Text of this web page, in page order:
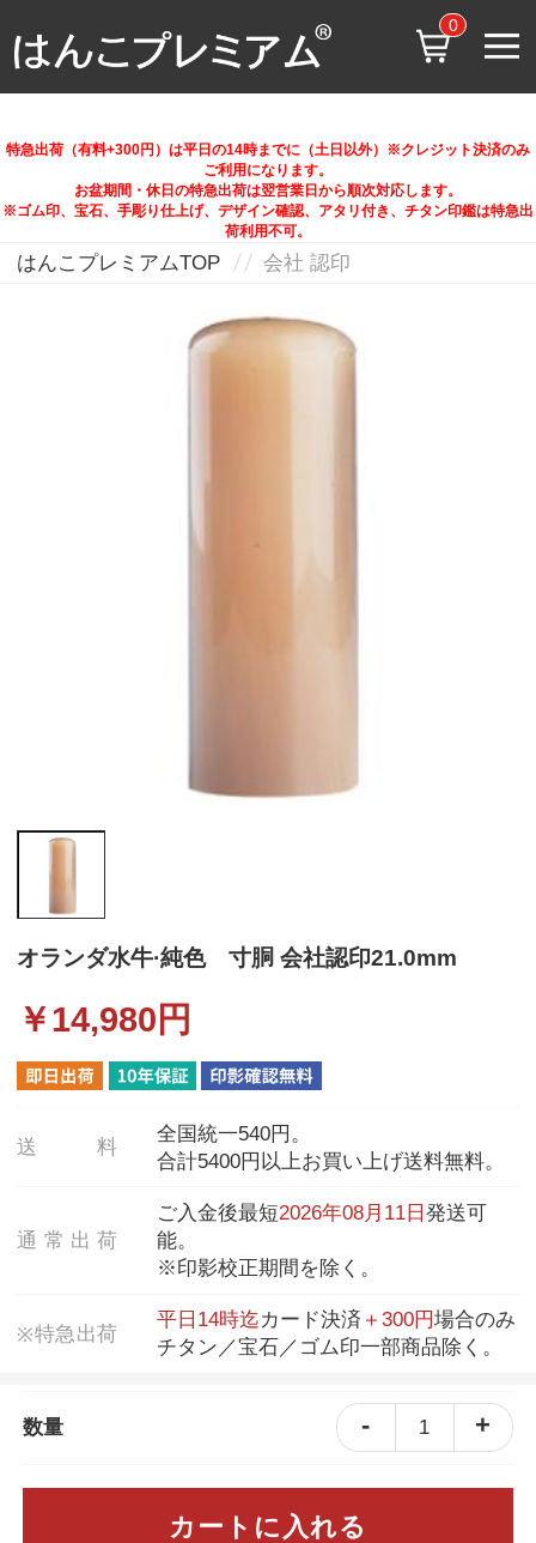
0
特急出荷（有料+300円）は平日の14時までに（土日以外）※クレジット決済のみ
ご利用になります。
お盆期間・休日の特急出荷は翌営業日から順次対応します。
※ゴム印、宝石、手彫り仕上げ、デザイン確認、アタリ付き、チタン印鑑は特急出
荷利用不可。
はんこプレミアムTOP 会社 認印
オランダ水牛·純色 寸胴 会社認印21.0mm
￥14,980 円
送 料
全国統一540円。
合計5400円以上お買い上げ送料無料。
通 常 出 荷
ご入金後最短2026年08月11日発送可
能。
※印影校正期間を除く。
※特急出荷
平日14時迄カード決済 ＋300円場合のみ
チタン／宝石／ゴム印一部商品除く。
数量 - 1 +
カートに入れる